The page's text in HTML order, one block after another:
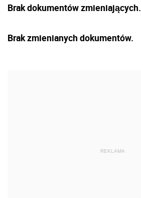
Brak dokumentów zmieniających.
Brak zmienianych dokumentów.